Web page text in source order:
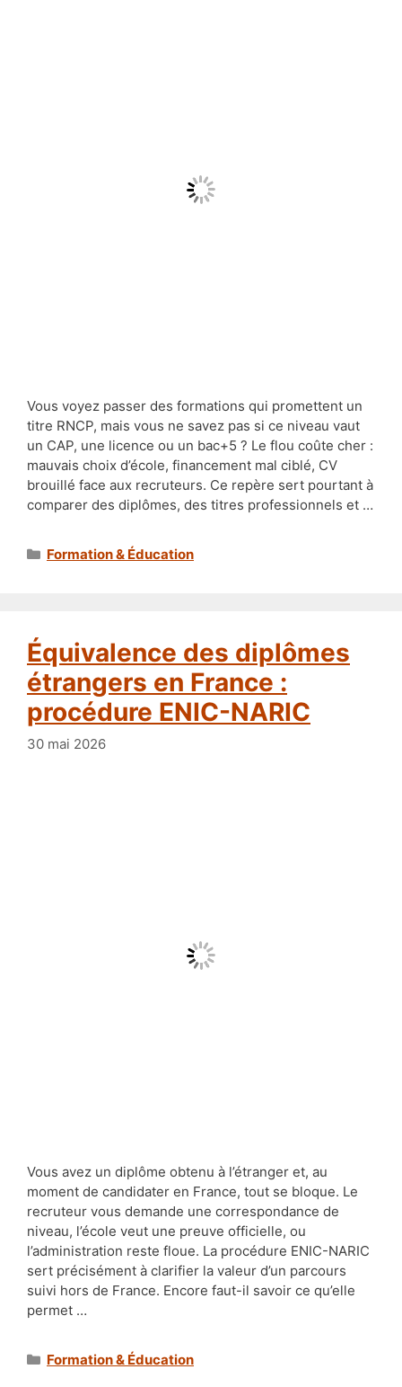
Vous voyez passer des formations qui promettent un
titre RNCP, mais vous ne savez pas si ce niveau vaut
un CAP, une licence ou un bac+5 ? Le flou coûte cher :
mauvais choix d’école, financement mal ciblé, CV
brouillé face aux recruteurs. Ce repère sert pourtant à
comparer des diplômes, des titres professionnels et …
Catégories
Formation & Éducation
Équivalence des diplômes
étrangers en France :
procédure ENIC-NARIC
30 mai 2026
Vous avez un diplôme obtenu à l’étranger et, au
moment de candidater en France, tout se bloque. Le
recruteur vous demande une correspondance de
niveau, l’école veut une preuve officielle, ou
l’administration reste floue. La procédure ENIC-NARIC
sert précisément à clarifier la valeur d’un parcours
suivi hors de France. Encore faut-il savoir ce qu’elle
permet …
Catégories
Formation & Éducation